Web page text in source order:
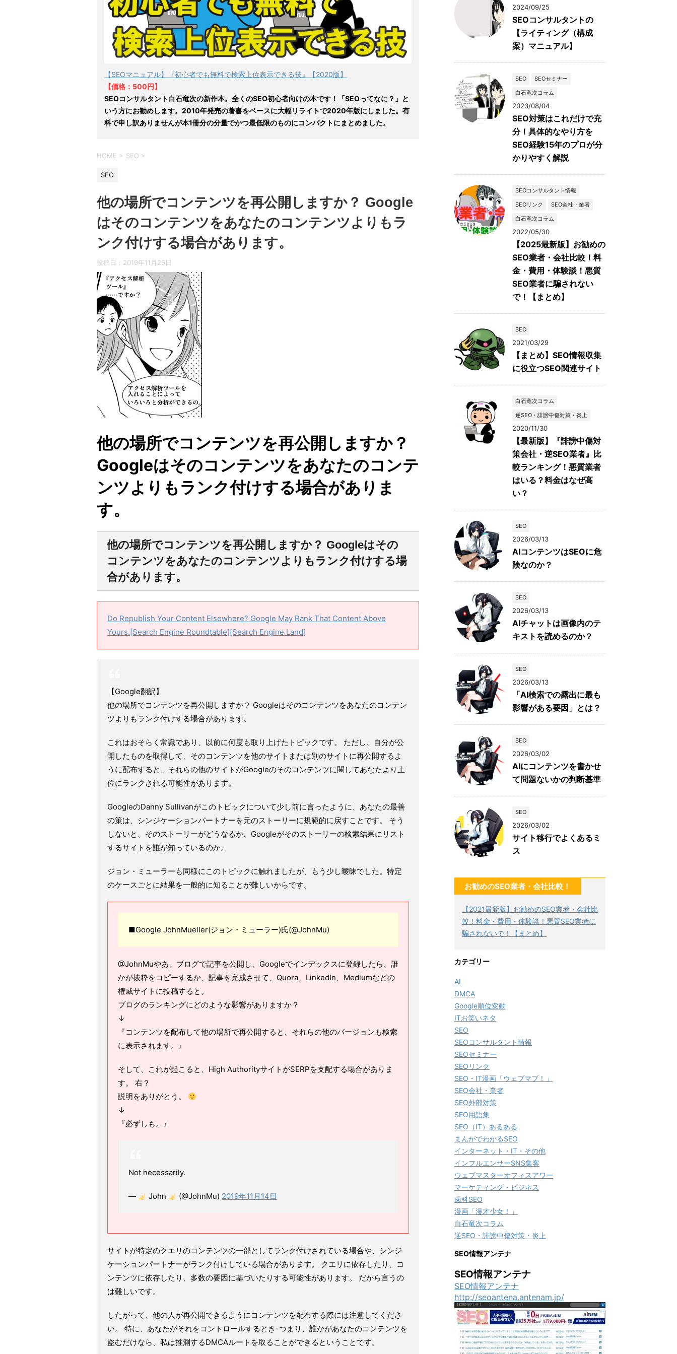
【SEOマニュアル】『初心者でも無料で検索上位表示できる技』【2020版】
【価格：500円】
SEOコンサルタント白石竜次の新作本。全くのSEO初心者向けの本です！「SEOってなに？」と
いう方にお勧めします。2010年発売の著書をベースに大幅リライトで2020年版にしました。有
料で申し訳ありませんが本1冊分の分量でかつ最低限のものにコンパクトにまとめました。
HOME > SEO >
SEO
他の場所でコンテンツを再公開しますか？ Google
はそのコンテンツをあなたのコンテンツよりもラ
ンク付けする場合があります。
投稿日： 2019年11月26日
他の場所でコンテンツを再公開しますか？
Googleはそのコンテンツをあなたのコンテ
ンツよりもランク付けする場合がありま
す。
他の場所でコンテンツを再公開しますか？ Googleはその
コンテンツをあなたのコンテンツよりもランク付けする場
合があります。
Do Republish Your Content Elsewhere? Google May Rank That Content Above
Yours.[Search Engine Roundtable][Search Engine Land]
【Google翻訳】
他の場所でコンテンツを再公開しますか？ Googleはそのコンテンツをあなたのコンテン
ツよりもランク付けする場合があります。
これはおそらく常識であり、以前に何度も取り上げたトピックです。 ただし、自分が公
開したものを取得して、そのコンテンツを他のサイトまたは別のサイトに再公開するよ
うに配布すると、それらの他のサイトがGoogleのそのコンテンツに関してあなたより上
位にランクされる可能性があります。
GoogleのDanny Sullivanがこのトピックについて少し前に言ったように、あなたの最善
の策は、シンジケーションパートナーを元のストーリーに規範的に戻すことです。 そう
しないと、そのストーリーがどうなるか、Googleがそのストーリーの検索結果にリスト
するサイトを誰が知っているのか。
ジョン・ミューラーも同様にこのトピックに触れましたが、もう少し曖昧でした。特定
のケースごとに結果を一般的に知ることが難しいからです。
■Google JohnMueller(ジョン・ミューラー)氏(@JohnMu)
@JohnMuやあ、ブログで記事を公開し、Googleでインデックスに登録したら、誰
かが抜粋をコピーするか、記事を完成させて、Quora、LinkedIn、Mediumなどの
権威サイトに投稿すると。
ブログのランキングにどのような影響がありますか？
↓
『コンテンツを配布して他の場所で再公開すると、それらの他のバージョンも検索
に表示されます。』
そして、これが起こると、High AuthorityサイトがSERPを支配する場合がありま
す。 右？
説明をありがとう。
↓
『必ずしも。』
Not necessarily.
— John (@JohnMu) 2019年11月14日
サイトが特定のクエリのコンテンツの一部としてランク付けされている場合や、シンジ
ケーションパートナーがランク付けしている場合があります。 クエリに依存したり、コ
ンテンツに依存したり、多数の要因に基づいたりする可能性があります。 だから言うの
は難しいです。
したがって、他の人が再公開できるようにコンテンツを配布する際には注意してくださ
い。 特に、あなたがそれをコントロールするとき-つまり、誰かがあなたのコンテンツを
盗むだけなら、私は推測するDMCAルートを取ることができるということです。
2024/09/25
SEOコンサルタントの
【ライティング（構成
案）マニュアル】
SEO
SEOセミナー
白石竜次コラム
2023/08/04
SEO対策はこれだけで充
分！具体的なやり方を
SEO経験15年のプロが分
かりやすく解説
SEOコンサルタント情報
SEOリンク
SEO会社・業者
白石竜次コラム
2022/05/30
【2025最新版】お勧めの
SEO業者・会社比較！料
金・費用・体験談！悪質
SEO業者に騙されない
で！【まとめ】
SEO
2021/03/29
【まとめ】SEO情報収集
に役立つSEO関連サイト
白石竜次コラム
逆SEO・誹謗中傷対策・炎上
2020/11/30
【最新版】『誹謗中傷対
策会社・逆SEO業者』比
較ランキング！悪質業者
はいる？料金はなぜ高
い？
SEO
2026/03/13
AIコンテンツはSEOに危
険なのか？
SEO
2026/03/13
AIチャットは画像内のテ
キストを読めるのか？
SEO
2026/03/13
「AI検索での露出に最も
影響がある要因」とは？
SEO
2026/03/02
AIにコンテンツを書かせ
て問題ないかの判断基準
SEO
2026/03/02
サイト移行でよくあるミ
ス
お勧めのSEO業者・会社比較！
【2021最新版】お勧めのSEO業者・会社比
較！料金・費用・体験談！悪質SEO業者に
騙されないで！【まとめ】
カテゴリー
AI
DMCA
Google順位変動
ITお笑いネタ
SEO
SEOコンサルタント情報
SEOセミナー
SEOリンク
SEO・IT漫画「ウェブマブ！」
SEO会社・業者
SEO外部対策
SEO用語集
SEO（IT）あるある
まんがでわかるSEO
インターネット・IT・その他
インフルエンサーSNS集客
ウェブマスターオフィスアワー
マーケティング・ビジネス
歯科SEO
漫画「漫才少女！」
白石竜次コラム
逆SEO・誹謗中傷対策・炎上
SEO情報アンテナ
SEO情報アンテナ
SEO情報アンテナ
http://seoantena.antenam.jp/